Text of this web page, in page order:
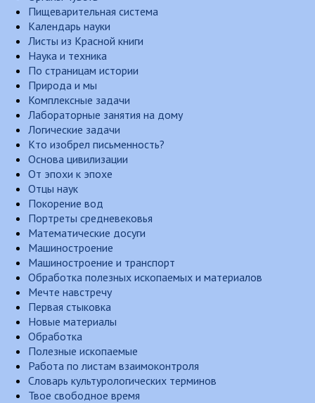
Пищеварительная система
Календарь науки
Листы из Красной книги
Наука и техника
По страницам истории
Природа и мы
Комплексные задачи
Лабораторные занятия на дому
Логические задачи
Кто изобрел письменность?
Основа цивилизации
От эпохи к эпохе
Отцы наук
Покорение вод
Портреты средневековья
Математические досуги
Машиностроение
Машиностроение и транспорт
Обработка полезных ископаемых и материалов
Мечте навстречу
Первая стыковка
Новые материалы
Обработка
Полезные ископаемые
Работа по листам взаимоконтроля
Словарь культурологических терминов
Твое свободное время